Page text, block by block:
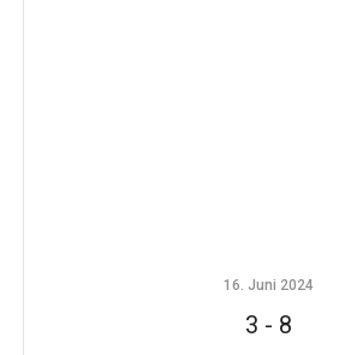
16. Juni 2024
3 - 8